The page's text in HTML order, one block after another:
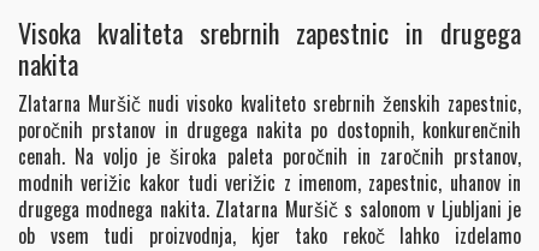
Visoka kvaliteta srebrnih zapestnic in drugega
nakita
Zlatarna Muršič nudi visoko kvaliteto srebrnih ženskih zapestnic,
poročnih prstanov in drugega nakita po dostopnih, konkurenčnih
cenah. Na voljo je široka paleta poročnih in zaročnih prstanov,
modnih verižic kakor tudi verižic z imenom, zapestnic, uhanov in
drugega modnega nakita. Zlatarna Muršič s salonom v Ljubljani je
ob vsem tudi proizvodnja, kjer tako rekoč lahko izdelamo